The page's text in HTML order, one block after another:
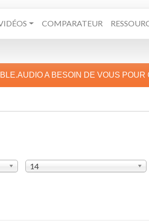
COMPARATEUR
A BESOIN DE VOUS POUR
14